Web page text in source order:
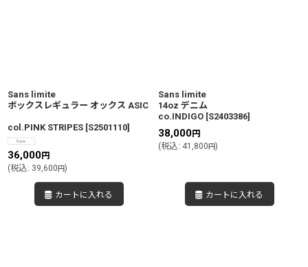
Sans limite
ボックスレギュラー オックス ASIC
col.PINK STRIPES [S2501110]
36,000円
(税込: 39,600円)
カートに入れる
Sans limite
14oz デニム
co.INDIGO [S2403386]
38,000円
(税込: 41,800円)
カートに入れる